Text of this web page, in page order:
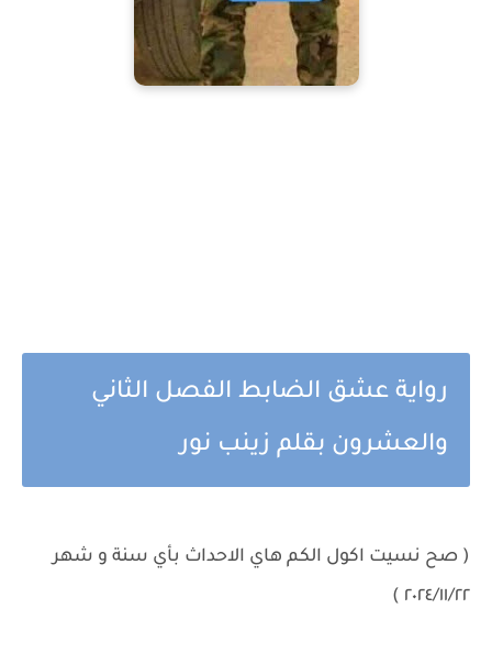
رواية عشق الضابط الفصل الثاني
والعشرون بقلم زينب نور
( صح نسيت اكول الكم هاي الاحداث بأي سنة و شهر
٢٠٢٤/١١/٢٢ )